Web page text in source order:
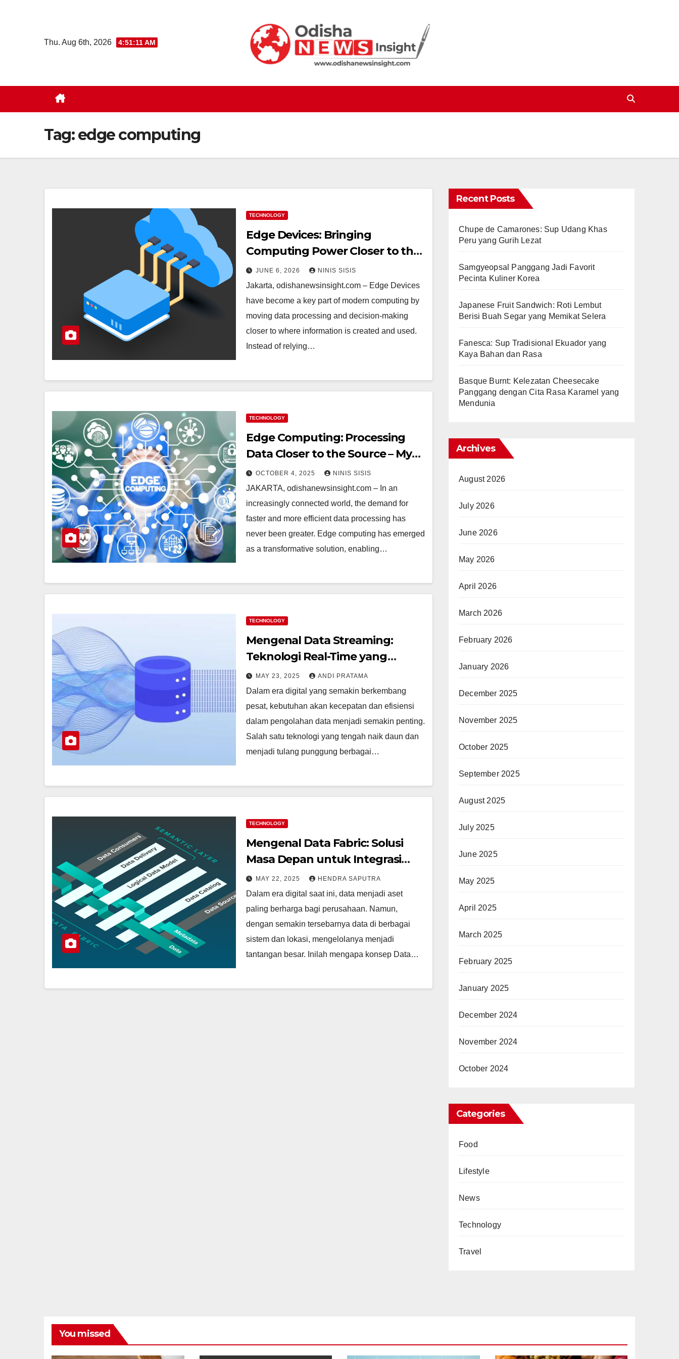
Thu. Aug 6th, 2026 4:51:11 AM
Tag:edge computing
TECHNOLOGY
Edge Devices: Bringing
Computing Power Closer to the
User
JUNE 6, 2026 NINIS SISIS
Jakarta, odishanewsinsight.com – Edge Devices
have become a key part of modern computing by
moving data processing and decision-making
closer to where information is created and used.
Instead of relying…
TECHNOLOGY
Edge Computing: Processing
Data Closer to the Source – My
Take on The Real-World Benefits
OCTOBER 4, 2025 NINIS SISIS
JAKARTA, odishanewsinsight.com – In an
increasingly connected world, the demand for
faster and more efficient data processing has
never been greater. Edge computing has emerged
as a transformative solution, enabling…
TECHNOLOGY
Mengenal Data Streaming:
Teknologi Real-Time yang
Mengubah Dunia Digital
MAY 23, 2025 ANDI PRATAMA
Dalam era digital yang semakin berkembang
pesat, kebutuhan akan kecepatan dan efisiensi
dalam pengolahan data menjadi semakin penting.
Salah satu teknologi yang tengah naik daun dan
menjadi tulang punggung berbagai…
TECHNOLOGY
Mengenal Data Fabric: Solusi
Masa Depan untuk Integrasi
dan Manajemen Data
MAY 22, 2025 HENDRA SAPUTRA
Dalam era digital saat ini, data menjadi aset
paling berharga bagi perusahaan. Namun,
dengan semakin tersebarnya data di berbagai
sistem dan lokasi, mengelolanya menjadi
tantangan besar. Inilah mengapa konsep Data…
Recent Posts
Chupe de Camarones: Sup Udang Khas
Peru yang Gurih Lezat
Samgyeopsal Panggang Jadi Favorit
Pecinta Kuliner Korea
Japanese Fruit Sandwich: Roti Lembut
Berisi Buah Segar yang Memikat Selera
Fanesca: Sup Tradisional Ekuador yang
Kaya Bahan dan Rasa
Basque Burnt: Kelezatan Cheesecake
Panggang dengan Cita Rasa Karamel yang
Mendunia
Archives
August 2026
July 2026
June 2026
May 2026
April 2026
March 2026
February 2026
January 2026
December 2025
November 2025
October 2025
September 2025
August 2025
July 2025
June 2025
May 2025
April 2025
March 2025
February 2025
January 2025
December 2024
November 2024
October 2024
Categories
Food
Lifestyle
News
Technology
Travel
You missed